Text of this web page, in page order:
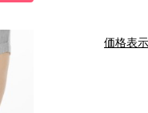
夫との関係価格表